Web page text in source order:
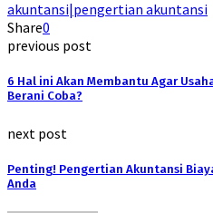
akuntansi|pengertian akuntansi
Share0
previous post
6 Hal ini Akan Membantu Agar
Berani Coba?
next post
Penting! Pengertian Akuntansi
Anda